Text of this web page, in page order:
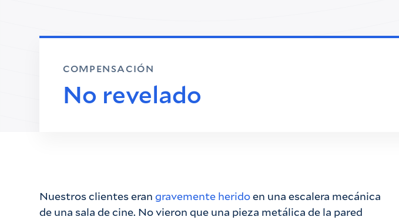
COMPENSACIÓN
No revelado
Nuestros clientes erangravemente heridoen una escalera mecánica
de una sala de cine. No vieron que una pieza metálica de la pared